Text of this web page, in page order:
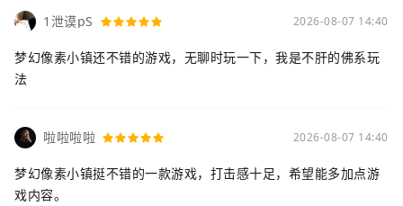
1泄谟pS 2026-08-07 14:40
梦幻像素小镇还不错的游戏，无聊时玩一下，我是不肝的佛系玩
法
啦啦啦啦 2026-08-07 14:40
梦幻像素小镇挺不错的一款游戏，打击感十足，希望能多加点游
戏内容。